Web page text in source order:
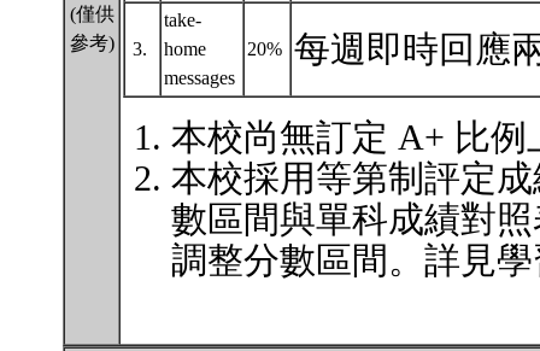
(僅供
參考)
3.
take-
home
messages
20% 每週即時回應
本校尚無訂定 A+ 比例
本校採用等第制評定
數區間與單科成績對
調整分數區間。詳見